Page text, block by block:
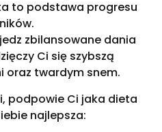
to podstawa progresu
zbilansowane dania
Ci się szybszą
oraz twardym snem.
podpowie Ci jaka dieta
najlepsza: